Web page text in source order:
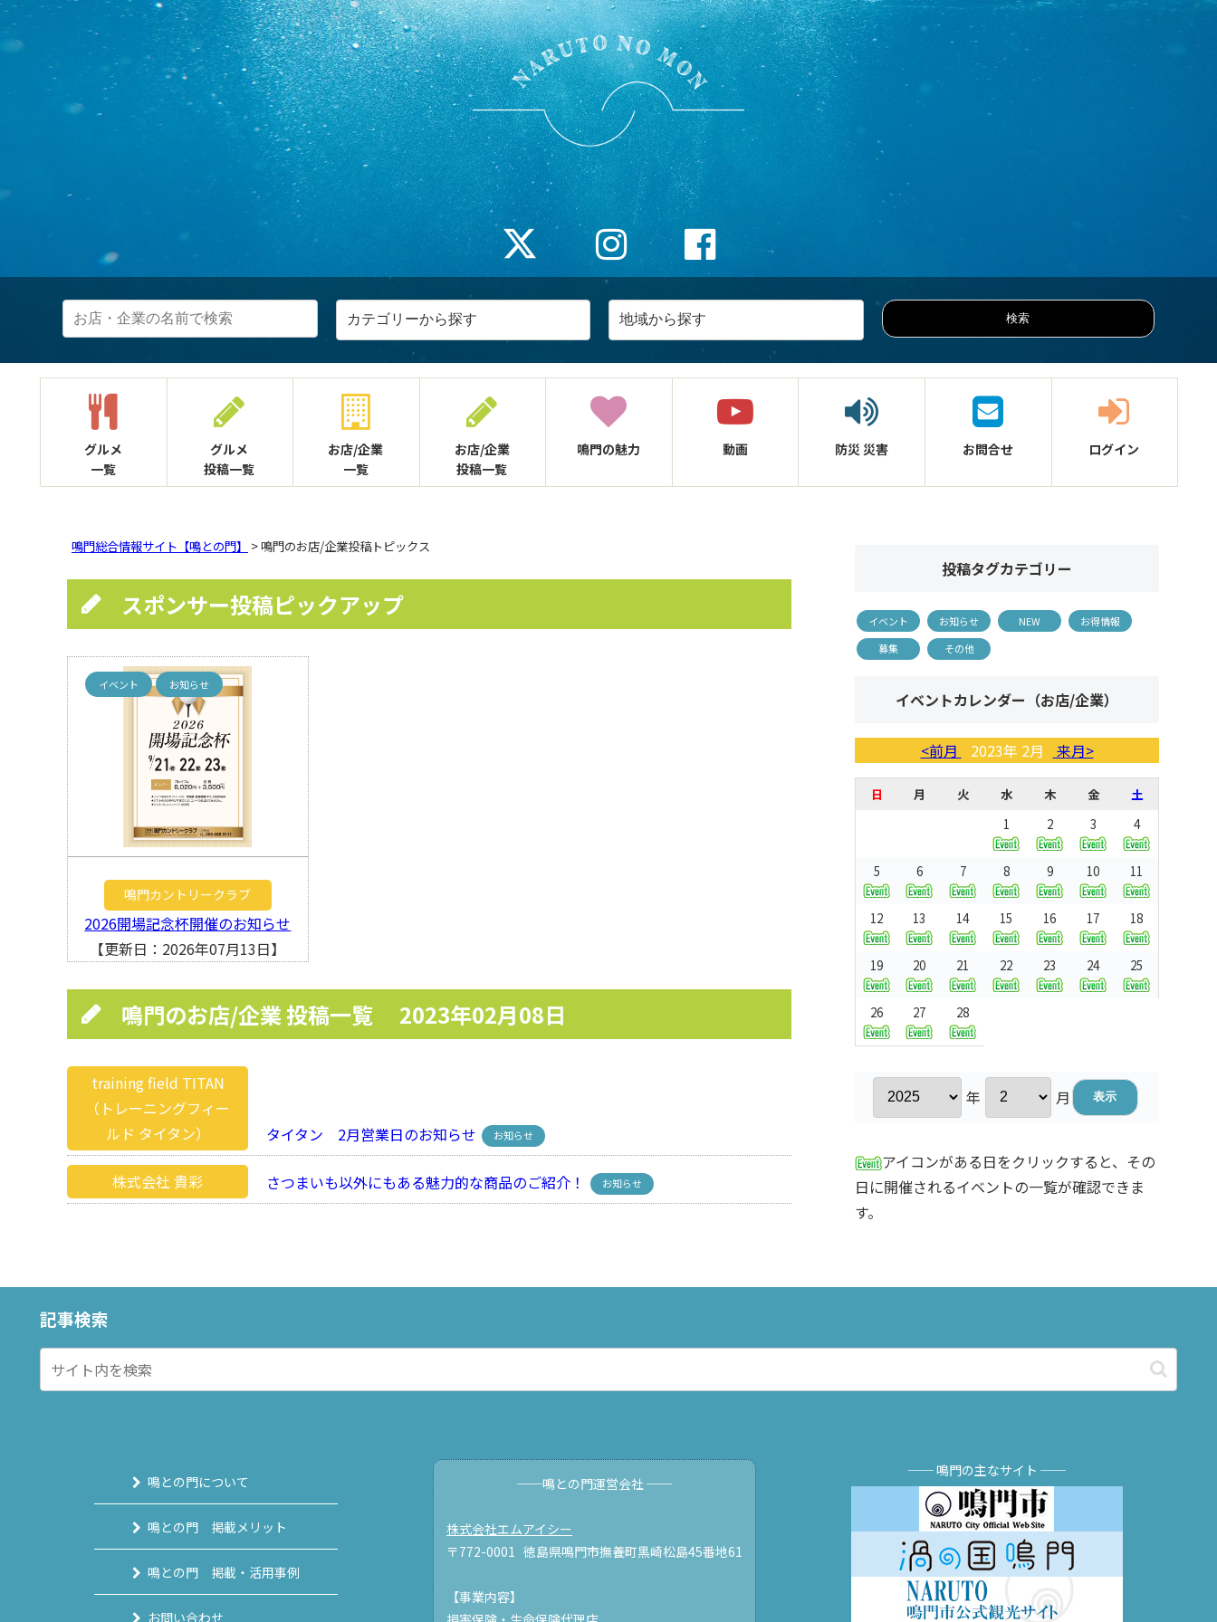
グルメ
一覧
グルメ
投稿一覧
お店/企業
一覧
お店/企業
投稿一覧
鳴門の魅力 動画 防災災害 お問合せ ログイン
鳴門総合情報サイト【鳴との門】 > 鳴門のお店/企業投稿トピックス
スポンサー投稿ピックアップ
イベント お知らせ
鳴門カントリークラブ
2026開場記念杯開催のお知らせ
【更新日：2026年07月13日】
鳴門のお店/企業 投稿一覧 2023年02月08日
training field TITAN
（トレーニングフィー
ルド タイタン）
タイタン 2月営業日のお知らせ お知らせ
株式会社 貴彩 さつまいも以外にもある魅力的な商品のご紹介！ お知らせ
投稿タグカテゴリー
イベント お知らせ NEW
お得情報
募集
その他
イベントカレンダー（お店/企業）
<前月 2023年 2月 来月>
日 月 火 水 木 金
土
1
2 3 4
5 6 7 8 9 10 11
12 13 14 15 16 17 18
19 20 21 22 23 24 25
26 27 28
年 月
アイコンがある日をクリックすると、その
日に開催されるイベントの一覧が確認できま
す。
記事検索
鳴との門について
鳴との門 掲載メリット
鳴との門 掲載・活用事例
お問い合わせ
──鳴との門運営会社 ──
株式会社エムアイシー
〒772-0001 徳島県鳴門市撫養町黒崎松島45番地61
【事業内容】
── 鳴門の主なサイト ──